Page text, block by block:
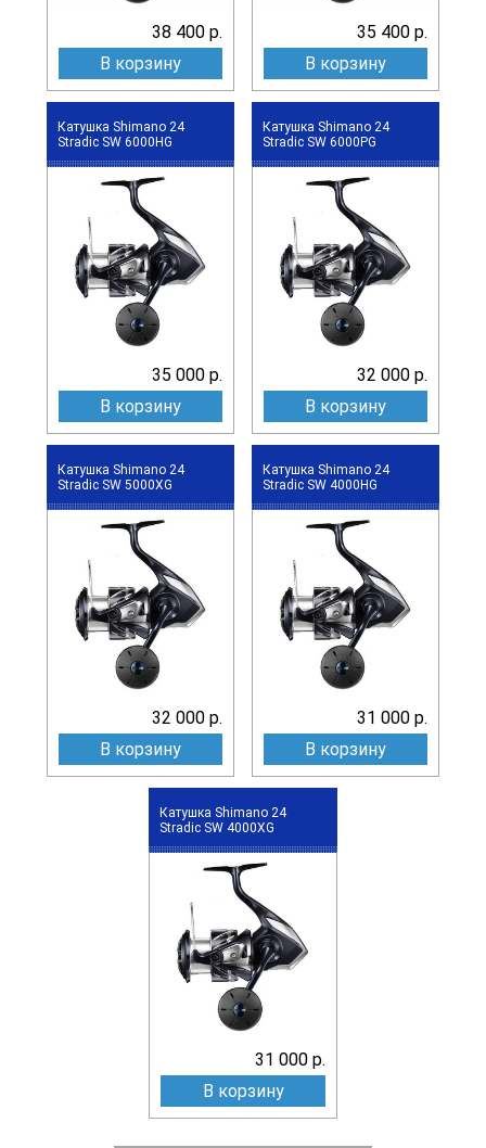
38 400 р.
В корзину
35 400 р.
В корзину
Катушка Shimano 24
Stradic SW 6000HG
35 000 р.
В корзину
Катушка Shimano 24
Stradic SW 6000PG
32 000 р.
В корзину
Катушка Shimano 24
Stradic SW 5000XG
32 000 р.
В корзину
Катушка Shimano 24
Stradic SW 4000HG
31 000 р.
В корзину
Катушка Shimano 24
Stradic SW 4000XG
31 000 р.
В корзину